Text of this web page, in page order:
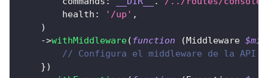
health : '/up' ,
)
->withMiddleware( function (Middleware
// Configura el middleware de la API
})